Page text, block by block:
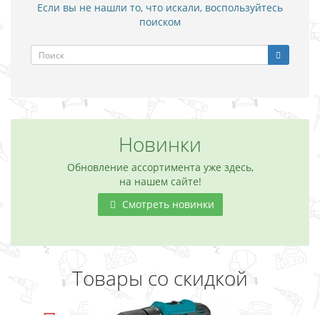
Если вы не нашли то, что искали, воспользуйтесь
поиском
Новинки
Обновление ассортимента уже здесь,
на нашем сайте!
Смотреть новинки
Товары со скидкой